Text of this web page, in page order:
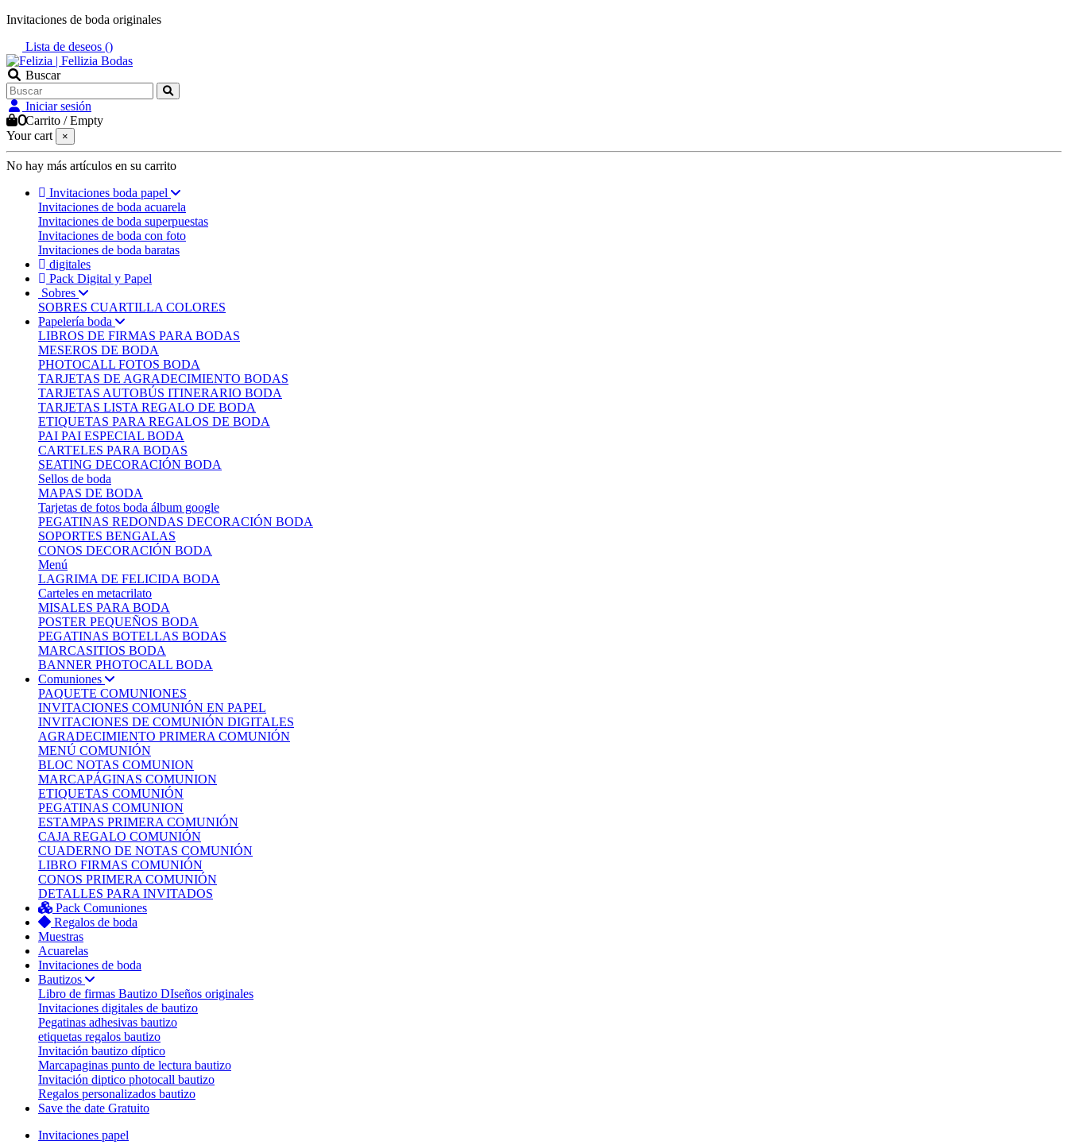
Invitaciones de boda originales
Lista de deseos ()
Buscar
Iniciar sesión
0Carrito /Empty
Your cart
×
No hay más artículos en su carrito
Invitaciones boda papel
Invitaciones de boda acuarela
Invitaciones de boda superpuestas
Invitaciones de boda con foto
Invitaciones de boda baratas
digitales
Pack Digital y Papel
Sobres
SOBRES CUARTILLA COLORES
Papelería boda
LIBROS DE FIRMAS PARA BODAS
MESEROS DE BODA
PHOTOCALL FOTOS BODA
TARJETAS DE AGRADECIMIENTO BODAS
TARJETAS AUTOBÚS ITINERARIO BODA
TARJETAS LISTA REGALO DE BODA
ETIQUETAS PARA REGALOS DE BODA
PAI PAI ESPECIAL BODA
CARTELES PARA BODAS
SEATING DECORACIÓN BODA
Sellos de boda
MAPAS DE BODA
Tarjetas de fotos boda álbum google
PEGATINAS REDONDAS DECORACIÓN BODA
SOPORTES BENGALAS
CONOS DECORACIÓN BODA
Menú
LAGRIMA DE FELICIDA BODA
Carteles en metacrilato
MISALES PARA BODA
POSTER PEQUEÑOS BODA
PEGATINAS BOTELLAS BODAS
MARCASITIOS BODA
BANNER PHOTOCALL BODA
Comuniones
PAQUETE COMUNIONES
INVITACIONES COMUNIÓN EN PAPEL
INVITACIONES DE COMUNIÓN DIGITALES
AGRADECIMIENTO PRIMERA COMUNIÓN
MENÚ COMUNIÓN
BLOC NOTAS COMUNION
MARCAPÁGINAS COMUNION
ETIQUETAS COMUNIÓN
PEGATINAS COMUNION
ESTAMPAS PRIMERA COMUNIÓN
CAJA REGALO COMUNIÓN
CUADERNO DE NOTAS COMUNIÓN
LIBRO FIRMAS COMUNIÓN
CONOS PRIMERA COMUNIÓN
DETALLES PARA INVITADOS
Pack Comuniones
Regalos de boda
Muestras
Acuarelas
Invitaciones de boda
Bautizos
Libro de firmas Bautizo DIseños originales
Invitaciones digitales de bautizo
Pegatinas adhesivas bautizo
etiquetas regalos bautizo
Invitación bautizo díptico
Marcapaginas punto de lectura bautizo
Invitación diptico photocall bautizo
Regalos personalizados bautizo
Save the date Gratuito
Invitaciones papel